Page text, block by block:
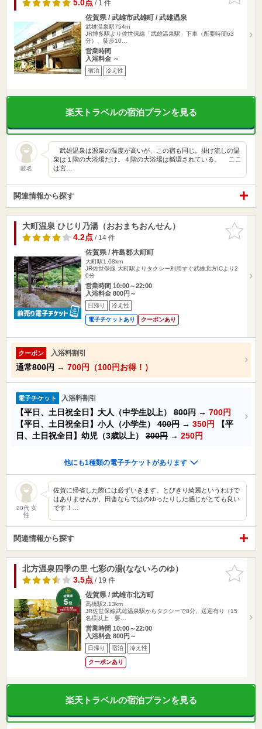
5.0点 / 1 件
佐賀県 / 武雄市武雄町 / 武雄温泉
武雄温泉駅754m
JR博多駅より佐世保線「武雄温泉駅」下車（所要時間63
分）、徒歩10…
営業時間
入浴料金 ～
宿泊 冷え性
楽天トラベルの宿泊プランを見る
匿名
武雄温泉は源泉の温度が高いが、この宿も同じ。掛け流しの温
泉は１階の大浴場だけ。４階の大浴場は循環されている。 ここ
は宮…
関連情報から探す
お気に入
りに追加
大町温泉 ひじり乃湯（おおまちおんせん）
4.2点/ 14 件
佐賀県 / 杵島郡大町町
大町駅1.08km
JR佐世保線 大町駅よりタクシー利用すぐ武雄北方ICより2
0分
営業時間 10:00～22:00
入浴料金 800円～
日帰り 冷え性
電子チケットあり クーポンあり
クーポン 入浴料割引
通常800円 → 700円（100円お得！）
電子チケット 入浴料割引
【平日、土日祝全日】大人（中学生以上） 800円 → 700円
【平日、土日祝全日】小人（小学生） 400円 → 350円
【平
日、土日祝全日】幼児（3歳以上） 300円 → 250円
他にも1種類の電子チケットがあります
20代 女
性
佐賀に帰省した際には必ずいきます。とびきり綺麗というわけで
はありませんが、田舎ならではのゆったりした感じがとても良い
です！…
関連情報から探す
お気に入
りに追加
北方温泉四季の里 七彩の湯(なないろのゆ）
3.5点/ 19 件
佐賀県 / 武雄市北方町
高橋駅2.13km
JR佐世保線武雄温泉駅からタクシーで8分、送迎有り（15
名様以上・要…
営業時間 10:00～22:00
入浴料金 800円～
日帰り 宿泊 冷え性
クーポンあり
楽天トラベルの宿泊プランを見る